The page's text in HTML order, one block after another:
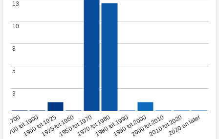
1700
1700 tot 1900
1900 tot 19251925 tot 19501950 tot 19701970 tot 19801980 tot 19901990 tot 20002000 tot 20102010 tot 20202020 en later
3
3
5
5
8
8
10
10
13
13